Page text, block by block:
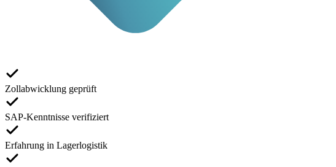
Zollabwicklung geprüft
SAP-Kenntnisse verifiziert
Erfahrung in Lagerlogistik